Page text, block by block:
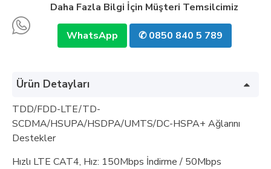
Daha Fazla Bilgi İçin Müşteri Temsilcimiz
WhatsApp ✆ 0850 840 5 789
Ürün Detayları
TDD/FDD-LTE/TD-
SCDMA/HSUPA/HSDPA/UMTS/DC-HSPA+ Ağlarını
Destekler
Hızlı LTE CAT4, Hız: 150Mbps İndirme / 50Mbps